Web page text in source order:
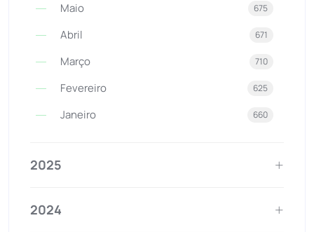
Maio 675
Abril 671
Março 710
Fevereiro 625
Janeiro 660
2025
2024